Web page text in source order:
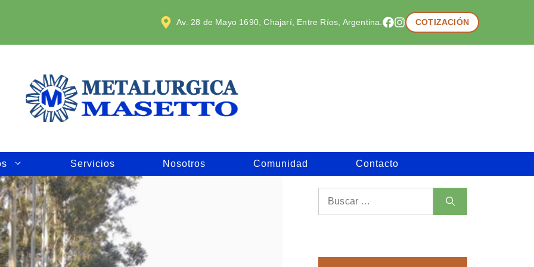
Av. 28 de Mayo 1690, Chajarí, Entre Ríos, Argentina. COTIZACIÓN
Servicios Nosotros Comunidad Contacto